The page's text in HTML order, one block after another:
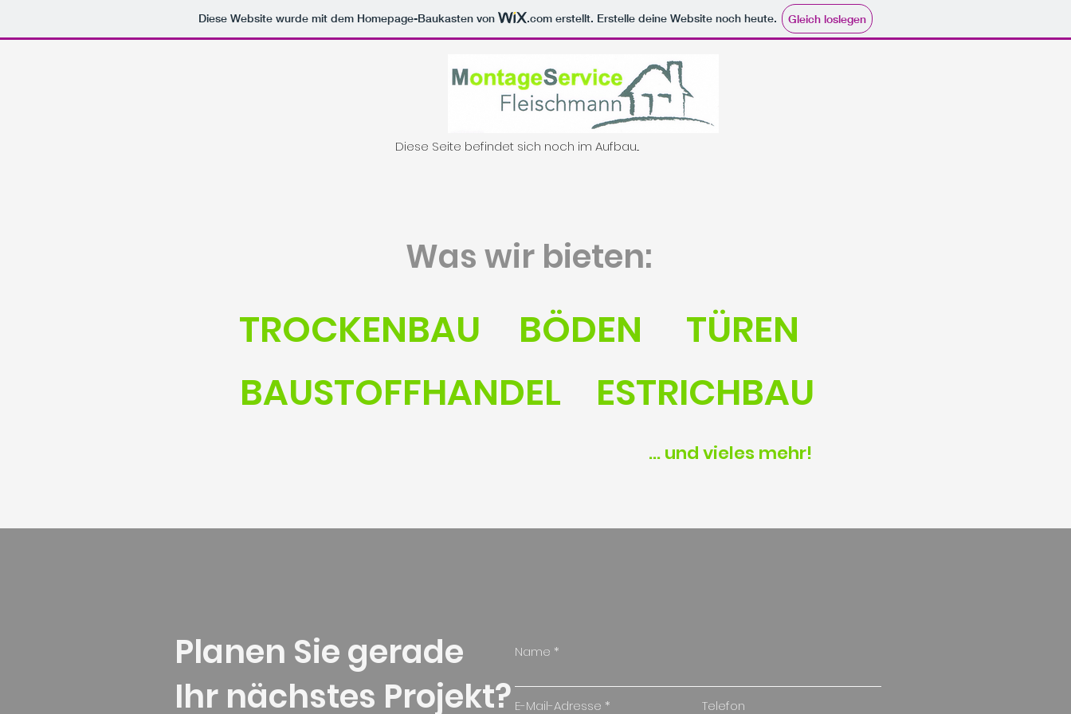
Diese Website wurde mit dem Homepage-Baukasten von .com erstellt. Erstelle deine Website noch heute. Gleich loslegen
Diese Seite befindet sich noch im Aufbau...
Was wir bieten:
TROCKENBAU TÜREN
BÖDEN
BAUSTOFFHANDEL
ESTRICHBAU
... und vieles mehr!
Planen Sie gerade
Ihr nächstes Projekt?
Name
E-Mail-Adresse Telefon